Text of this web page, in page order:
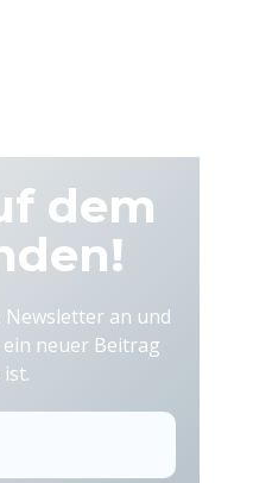
dem
Newsletter an und
neuer Beitrag